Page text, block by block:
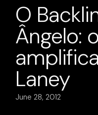
O
Ângelo:
Laney
June 28, 2012